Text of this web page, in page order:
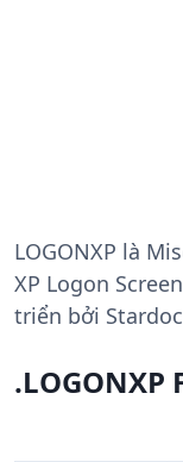
LOGONXP là
XP Logon
triển bởi
.LOGONXP